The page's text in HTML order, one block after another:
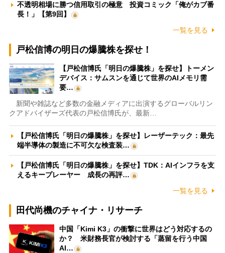
不透明相場に勝つ信用取引の極意 投資コミック「俺がカブ番
長！」【第9回】
一覧を見る
戸松信博の明日の爆騰株を探せ！
【戸松信博氏「明日の爆騰株」を探せ】トーメン
デバイス：サムスンを通じて世界のAIメモリ需
要…
新聞や雑誌など多数の金融メディアに出演するグローバルリン
クアドバイザーズ代表の戸松信博氏が、最新…
【戸松信博氏「明日の爆騰株」を探せ】レーザーテック：最先
端半導体の製造に不可欠な検査装…
【戸松信博氏「明日の爆騰株」を探せ】TDK：AIインフラを支
えるキープレーヤー 成長の再評…
一覧を見る
田代尚機のチャイナ・リサーチ
中国「Kimi K3」の衝撃に世界はどう対応するの
か？ 米財務長官が検討する「蒸留を行う中国
AI…